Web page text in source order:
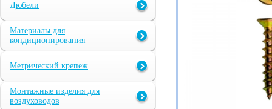
Дюбели
Материалы для
кондиционирования
Метрический крепеж
Монтажные изделия для
воздуховодов